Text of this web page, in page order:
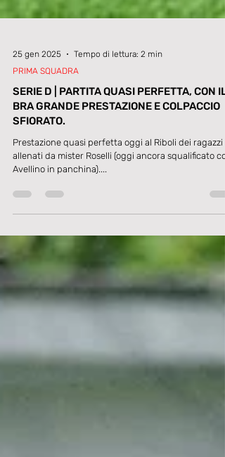
25 gen 2025
Tempo di lettura: 2 min
PRIMA SQUADRA
SERIE D | PARTITA QUASI PERFETTA, CON IL
BRA GRANDE PRESTAZIONE E COLPACCIO
SFIORATO.
Prestazione quasi perfetta oggi al Riboli dei ragazzi